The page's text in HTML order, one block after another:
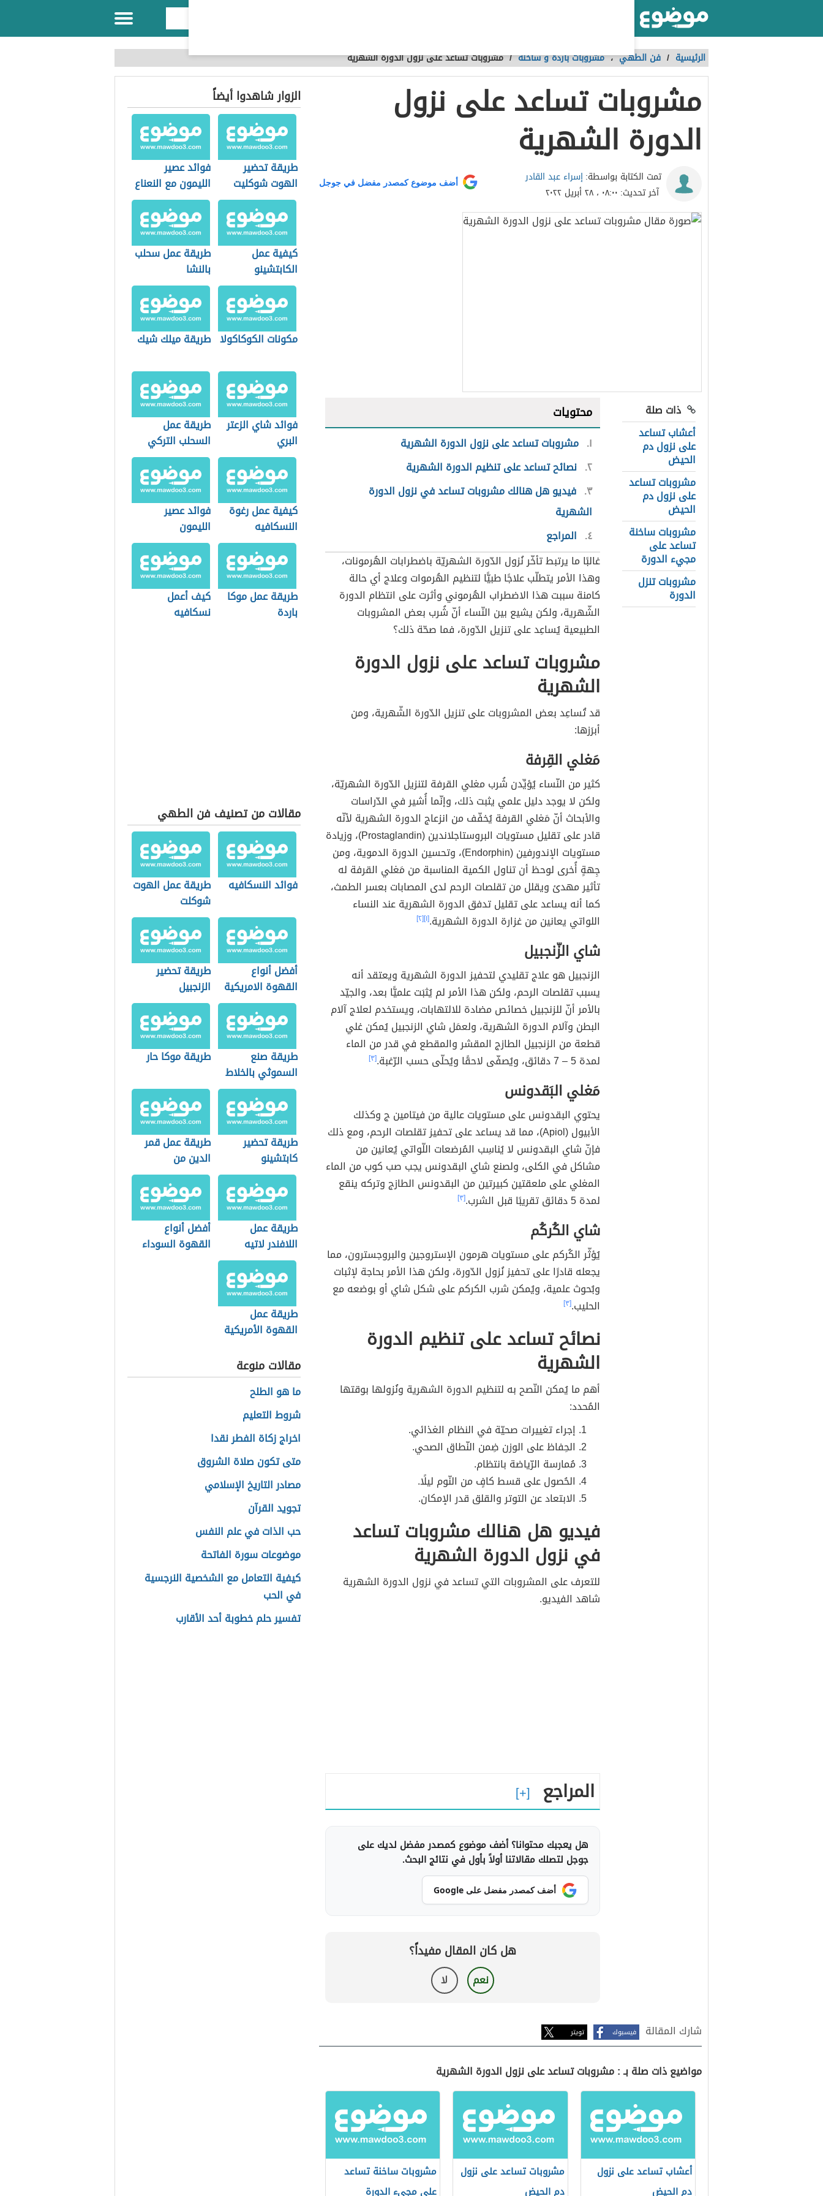
الرئيسية / فن الطهي،مشروبات باردة و ساخنة /مشروبات تساعد على نزول الدورة الشهرية
مشروبات تساعد على نزول
الدورة الشهرية
تمت الكتابة بواسطة:إسراء عبد القادر
آخر تحديث: ٠٨:٠٠ ، ٢٨ أبريل ٢٠٢٢
أضف موضوع كمصدر مفضل في جوجل
ذات صلة
أعشاب تساعد
على نزول دم
الحيض
مشروبات تساعد
على نزول دم
الحيض
مشروبات ساخنة
تساعد على
مجيء الدورة
مشروبات تنزل
الدورة
محتويات
١ مشروبات تساعد على نزول الدورة الشهرية
٢ نصائح تساعد على تنظيم الدورة الشهرية
٣ فيديو هل هنالك مشروبات تساعد في نزول الدورة
الشهرية
٤ المراجع
غالبًا ما يرتبط تأخّر نُزول الدّورة الشهريّة باضطرابات الهُرمونات،
وهذا الأمر يتطلّب علاجًا طبيًّا لتنظيم الهُرموات وعلاج أي حالة
كامنة سببت هذا الاضطراب الهُرموني وأثرت على انتظام الدورة
الشّهرية، ولكن يشيع بين النّساء أنّ شُرب بعض المشروبات
الطبيعية يُساعِد على تنزيل الدّورة، فما صحّة ذلك؟
مشروبات تساعد على نزول الدورة
الشهرية
قد تُساعِد بعض المشروبات على تنزيل الدّورة الشّهرية، ومن
أبرَزها:
مَغلي القِرفة
كثير من النّساء يُؤيِّدن شُرب مغلي القرفة لتنزيل الدّورة الشهريّة،
ولكن لا يوجد دليل علمي يثبت ذلك، وإنّما أُشير في الدّراسات
والأبحاث أنّ مَغلي القرفة يُخفّف من انزعاج الدورة الشهرية لأنّه
قادر على تقليل مستويات البروستاجلاندين (Prostaglandin)، وزيادة
مستويات الإندورفين (Endorphin)، وتحسين الدورة الدموية، ومن
جِهةٍ أُخرى لوحظ أن تناول الكمية المناسبة من مَغلي القرفة له
تأثير مهدئ ويقلل من تقلصات الرحم لدى المصابات بعسر الطمث،
كما أنه يساعد على تقليل تدفق الدورة الشهرية عند النساء
اللواتي يعانين من غزارة الدورة الشهرية.[١] [٢]
شاي الزّنجبيل
الزنجبيل هو علاج تقليدي لتحفيز الدورة الشهرية ويعتقد أنه
يسبب تقلصات الرحم، ولكن هذا الأمر لم يُثبَت علميًّا بعد، والجيّد
بالأمر أنّ للزنجبيل خصائص مضادة للالتهابات، ويستخدم لعلاج آلام
البطن وآلام الدورة الشهرية، ولعمَل شاي الزنجبيل يُمكنغلي
قطعة من الزنجبيل الطازج المقشر والمقطع في قدر من الماء
لمدة 5 – 7 دقائق، ويُصفّى لاحقًا ويُحلّى حسب الرّغبة.
[٣]
مَغلي البَقدونس
يحتوي البقدونس على مستويات عالية من فيتامين ج وكذلك
الأبيول (Apiol)، مما قد يساعد على تحفيز تقلصات الرحم، ومع ذلك
فإنّ شاي البقدونس لا يُناسِب المُرضعات اللّواتي يُعانين من
مشاكل في الكلى، ولصنع شاي البقدونس يجب صب كوب من الماء
المغلي على ملعقتين كبيرتين من البقدونس الطازج وتركه ينقع
لمدة 5 دقائق تقريبًا قبل الشرب.
[٣]
شاي الكُركُم
يُؤثّر الكُركم على مستويات هرمون الإستروجين والبروجسترون، مما
يجعله قادرًا على تحفيز نُزول الدّورة، ولكن هذا الأمر بحاجة لإثبات
وبُحوث علمية، ويُمكن شرب الكركم على شكل شاي أو بوضعه مع
الحليب.[٣]
نصائح تساعد على تنظيم الدورة
الشهرية
أهم ما يُمكن النّصح به لتنظيم الدورة الشهرية ونُزولها بوقتها
المُحدد:
إجراء تغييرات صحيّة في النظام الغذائي.
الحِفاظ على الوزن ضِمن النّطاق الصحي.
مُمارسة الرّياضة بانتظام.
الحُصول على قسط كافٍ من النّوم ليلًا.
الابتعاد عن التوتر والقلق قدر الإمكان.
فيديو هل هنالك مشروبات تساعد
في نزول الدورة الشهرية
للتعرف على المشروبات التي تساعد في نزول الدورة الشهرية
شاهد الفيديو.
المراجع
هل يعجبك محتوانا؟ أضف موضوع كمصدر مفضل لديك على
جوجل لتصلك مقالاتنا أولاً بأول في نتائج البحث.
أضف كمصدر مفضل على Google
هل كان المقال مفيداً؟
نعم لا
شارك المقالة فيسبوك تويتر
مواضيع ذات صلة بـ : مشروبات تساعد على نزول الدورة الشهرية
أعشاب تساعد على نزول
دم الحيض
مشروبات تساعد على نزول
دم الحيض
مشروبات ساخنة تساعد
على مجيء الدورة
الزوار شاهدوا أيضاً
طريقة تحضير
الهوت شوكليت
فوائد عصير
الليمون مع النعناع
كيفية عمل
الكابتشينو
طريقة عمل سحلب
بالنشا
مكونات الكوكاكولا طريقة ميلك شيك
فوائد شاي الزعتر
البري
طريقة عمل
السحلب التركي
كيفية عمل رغوة
النسكافيه
فوائد عصير
الليمون
طريقة عمل موكا
باردة
كيف أعمل
نسكافيه
مقالات من تصنيف فن الطهي
فوائد النسكافيه
طريقة عمل الهوت
شوكلت
أفضل أنواع
القهوة الامريكية
طريقة تحضير
الزنجبيل
طريقة صنع
السموثي بالخلاط
طريقة موكا حار
طريقة تحضير
كابتشينو
طريقة عمل قمر
الدين من
المشمش
طريقة عمل
اللافندر لاتيه
أفضل أنواع
القهوة السوداء
طريقة عمل
القهوة الأمريكية
مقالات منوعة
ما هو الطلح
شروط التعليم
اخراج زكاة الفطر نقدا
متى تكون صلاة الشروق
مصادر التاريخ الإسلامي
تجويد القرآن
حب الذات في علم النفس
موضوعات سورة الفاتحة
كيفية التعامل مع الشخصية النرجسية
في الحب
تفسير حلم خطوبة أحد الأقارب